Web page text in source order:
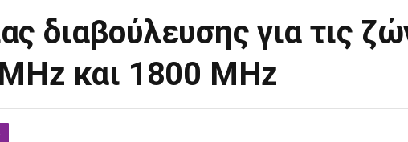
διαβούλευσης για τις
και 1800 MHz